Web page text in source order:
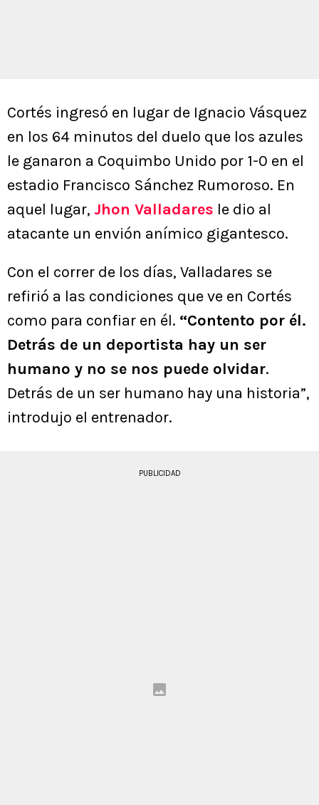
Cortés ingresó en lugar de Ignacio Vásquez
en los 64 minutos del duelo que los azules
le ganaron a Coquimbo Unido por 1-0 en el
estadio Francisco Sánchez Rumoroso. En
aquel lugar, Jhon Valladares le dio al
atacante un envión anímico gigantesco.
Con el correr de los días, Valladares se
refirió a las condiciones que ve en Cortés
como para confiar en él. “Contento por él.
Detrás de un deportista hay un ser
humano y no se nos puede olvidar.
Detrás de un ser humano hay una historia”,
introdujo el entrenador.
PUBLICIDAD